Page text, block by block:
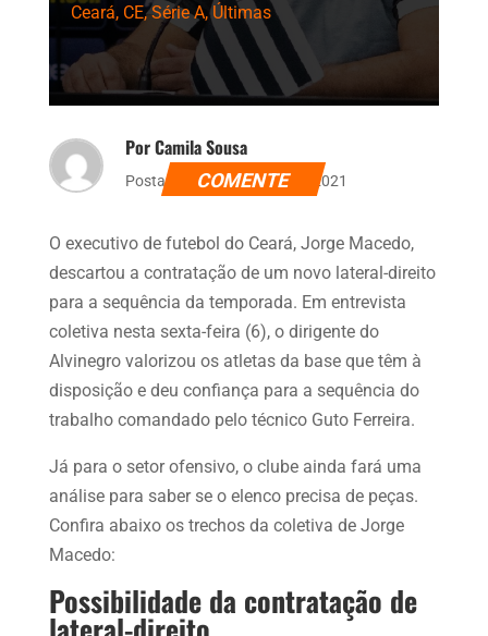
Ceará, CE,Série A,Últimas
Por Camila Sousa
Postado dia 6 de agosto de 2021
COMENTE
O executivo de futebol do Ceará, Jorge Macedo,
descartou a contratação de um novo lateral-direito
para a sequência da temporada. Em entrevista
coletiva nesta sexta-feira (6), o dirigente do
Alvinegro valorizou os atletas da base que têm à
disposição e deu confiança para a sequência do
trabalho comandado pelo técnico Guto Ferreira.
Já para o setor ofensivo, o clube ainda fará uma
análise para saber se o elenco precisa de peças.
Confira abaixo os trechos da coletiva de Jorge
Macedo:
Possibilidade da contratação de